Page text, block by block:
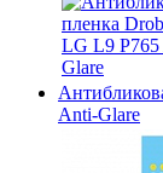
Anti-Glare